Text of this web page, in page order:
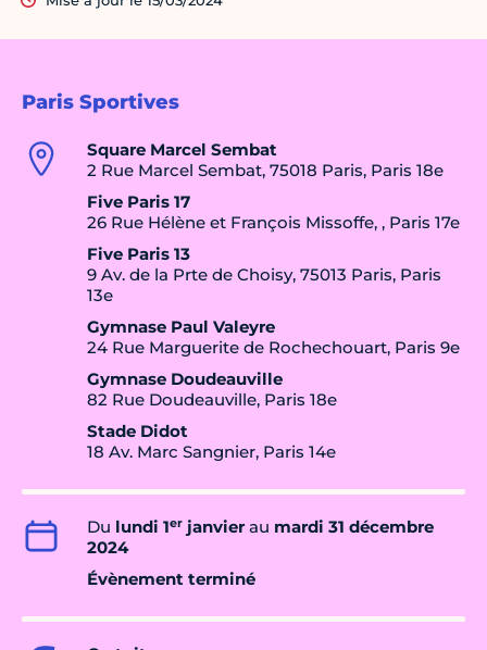
Paris Sportives
Square Marcel Sembat
2 Rue Marcel Sembat, 75018 Paris, Paris 18e
Five Paris 17
26 Rue Hélène et François Missoffe, , Paris 17e
Five Paris 13
9 Av. de la Prte de Choisy, 75013 Paris, Paris
13e
Gymnase Paul Valeyre
24 Rue Marguerite de Rochechouart, Paris 9e
Gymnase Doudeauville
82 Rue Doudeauville, Paris 18e
Stade Didot
18 Av. Marc Sangnier, Paris 14e
Du lundi 1er janvierau mardi 31 décembre
2024
Évènement terminé